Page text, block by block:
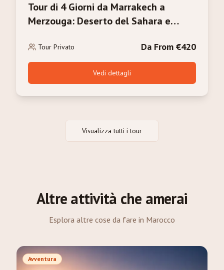
Tour di 4 Giorni da Marrakech a
Merzouga: Deserto del Sahara e
Tour Privato Da From €420
Vedi dettagli
Visualizza tutti i tour
Altre attività che amerai
Esplora altre cose da fare in Marocco
Avventura